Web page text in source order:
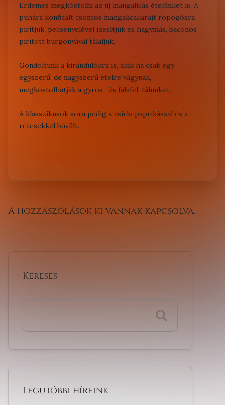
Érdemes megkóstolni az új mangalicás ételünket is. A
puhára konfitált csontos mangalicakarajt ropogósra
pirítjuk, pecsenyelével ízesítjük és hagymás, baconos
pirított burgonyával tálaljuk.
Gondoltunk a kirándulókra is, akik ha csak egy
egyszerű, de nagyszerű ételre vágynak,
megkóstolhatják agyros- és falafel-tálunkat.
A klasszikusok sora pedig acsirkepaprikással és a
rétesekkel bővült.
A hozzászólások ki vannak kapcsolva.
Keresés
Legutóbbi híreink